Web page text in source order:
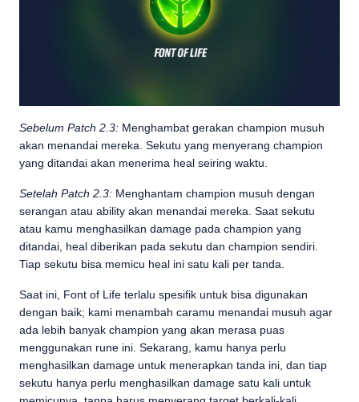
Sebelum Patch 2.3: Menghambat gerakan champion musuh
akan menandai mereka. Sekutu yang menyerang champion
yang ditandai akan menerima heal seiring waktu.
Setelah Patch 2.3: Menghantam champion musuh dengan
serangan atau ability akan menandai mereka. Saat sekutu
atau kamu menghasilkan damage pada champion yang
ditandai, heal diberikan pada sekutu dan champion sendiri.
Tiap sekutu bisa memicu heal ini satu kali per tanda.
Saat ini, Font of Life terlalu spesifik untuk bisa digunakan
dengan baik; kami menambah caramu menandai musuh agar
ada lebih banyak champion yang akan merasa puas
menggunakan rune ini. Sekarang, kamu hanya perlu
menghasilkan damage untuk menerapkan tanda ini, dan tiap
sekutu hanya perlu menghasilkan damage satu kali untuk